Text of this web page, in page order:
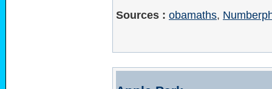
Sources : obamaths,